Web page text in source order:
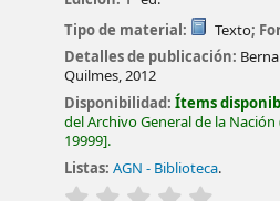
Tipo de material:
Texto;
Detalles de publicación:
Quilmes,2012
Disponibilidad:Ítems
del Archivo General de la Nación
19999 .
Listas: AGN - Biblioteca.
valoración